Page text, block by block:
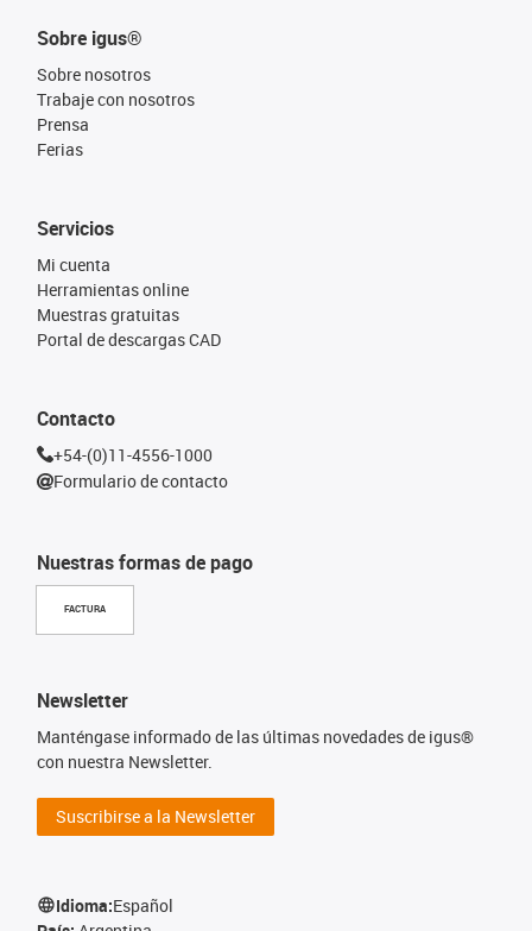
Sobre igus®
Sobre nosotros
Trabaje con nosotros
Prensa
Ferias
Nuestras formas de pago
FACTURA
Servicios
Mi cuenta
Herramientas online
Muestras gratuitas
Portal de descargas CAD
Contacto
+54-(0)11-4556-1000
Formulario de contacto
Newsletter
Manténgase informado de las últimas novedades de igus®
con nuestra Newsletter.
Suscribirse a la Newsletter
Idioma:Español